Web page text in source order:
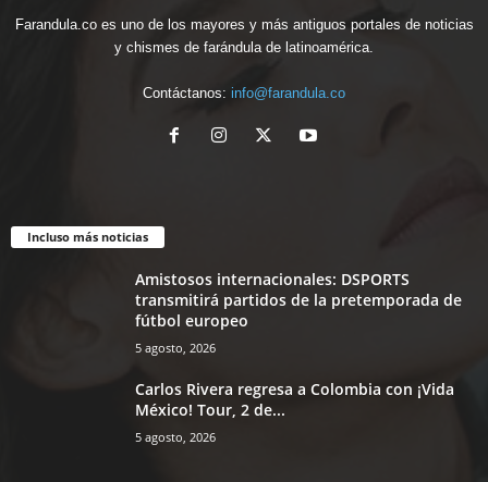
Farandula.co es uno de los mayores y más antiguos portales de noticias
y chismes de farándula de latinoamérica.
Contáctanos: info@farandula.co
Incluso más noticias
Amistosos internacionales: DSPORTS
transmitirá partidos de la pretemporada de
fútbol europeo
5 agosto, 2026
Carlos Rivera regresa a Colombia con ¡Vida
México! Tour, 2 de...
5 agosto, 2026